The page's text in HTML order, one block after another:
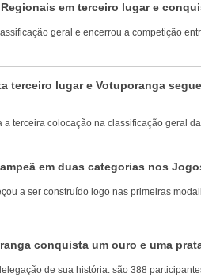
em terceiro lugar e
geral e encerrou a competição
terceiro lugar e Votuporanga
terceira colocação na classificação geral
em duas categorias nos
a ser construído logo nas primeiras
conquista um ouro e uma
de sua história: são 388